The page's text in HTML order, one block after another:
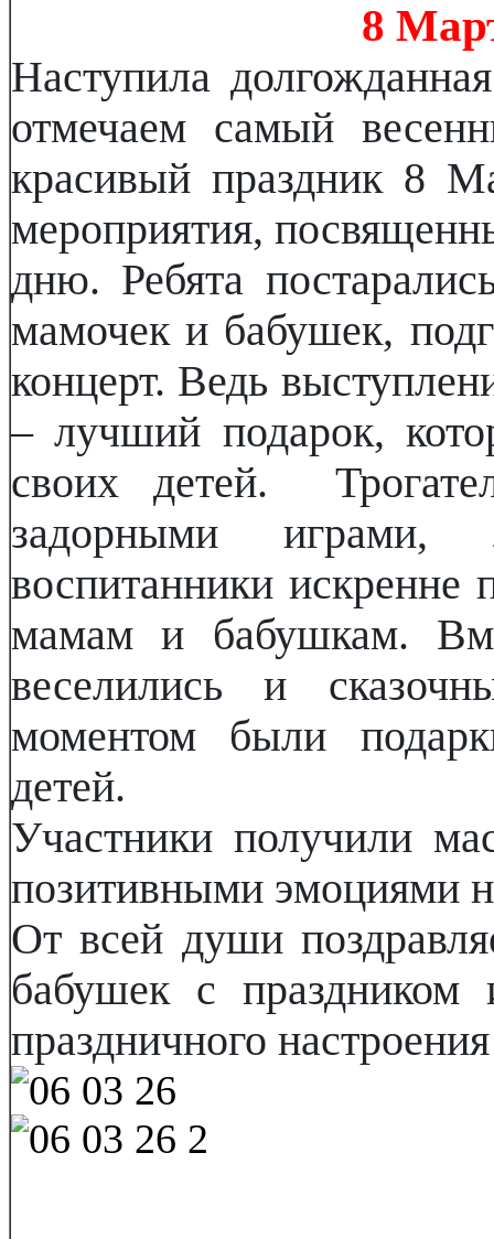
8
Наступила
отмечаем самый
красивый праздник 8
мероприятия,
дню. Ребята
мамочек и бабушек,
концерт. Ведь
– лучший подарок,
своих детей.
задорными играми,
воспитанники искренне
мамам и бабушкам.
веселились и
моментом были
детей.
Участники получили
позитивными эмоциями
От всей души
бабушек с праздником
праздничного